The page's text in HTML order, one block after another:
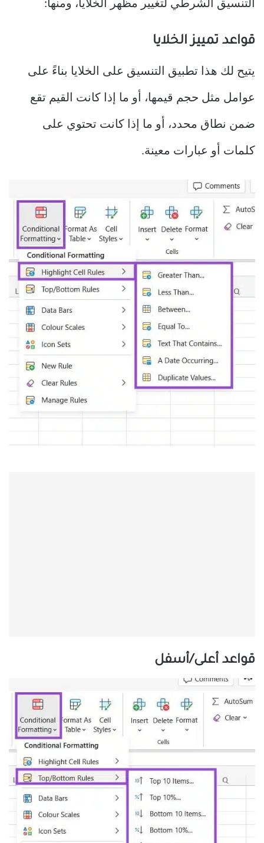
التنسيق الشرطي لتغيير مظهر الخلايا، ومنها:
قواعد تمييز الخلايا
يتيح لك هذا تطبيق التنسيق على الخلايا بناءً على
عوامل مثل حجم قيمها، أو ما إذا كانت القيم تقع
ضمن نطاق محدد، أو ما إذا كانت تحتوي على
كلمات أو عبارات معينة.
قواعد أعلى/أسفل